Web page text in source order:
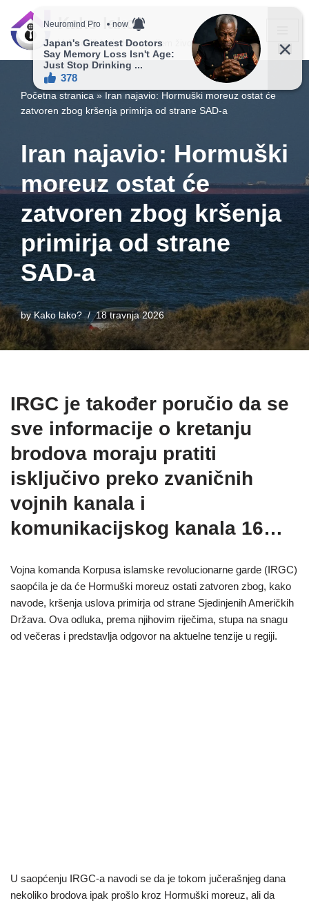
Skip
Kako lako?
Vaš vodič ka jednostavnijem životu!
Početna stranica » Iran najavio: Hormuški moreuz ostat će
zatvoren zbog kršenja primirja od strane SAD-a
Iran najavio: Hormuški
moreuz ostat će
zatvoren zbog kršenja
primirja od strane
SAD-a
by Kako lako? 18 travnja 2026
IRGC je također poručio da se
sve informacije o kretanju
brodova moraju pratiti
isključivo preko zvaničnih
vojnih kanala i
komunikacijskog kanala 16…
Vojna komanda Korpusa islamske revolucionarne garde (IRGC)
saopćila je da će Hormuški moreuz ostati zatvoren zbog, kako
navode, kršenja uslova primirja od strane Sjedinjenih Američkih
Država. Ova odluka, prema njihovim riječima, stupa na snagu
od večeras i predstavlja odgovor na aktuelne tenzije u regiji.
U saopćenju IRGC-a navodi se da je tokom jučerašnjeg dana
nekoliko brodova ipak prošlo kroz Hormuški moreuz, ali da